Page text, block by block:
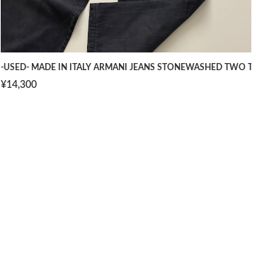
-USED- MADE IN ITALY ARMANI JEANS STONEWASHED TWO TUCK
¥14,300